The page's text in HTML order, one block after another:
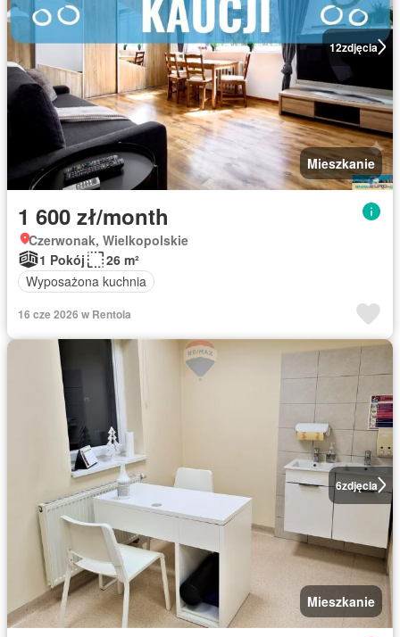
12zdjęcia
Mieszkanie
1 600 zł/month
Czerwonak, Wielkopolskie
1 Pokój
26 m²
Wyposażona kuchnia
16 cze 2026 w Rentola
6zdjęcia
Mieszkanie